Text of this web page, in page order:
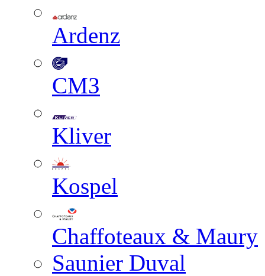
Ardenz
СМЗ
Kliver
Kospel
Chaffoteaux & Maury
Saunier Duval